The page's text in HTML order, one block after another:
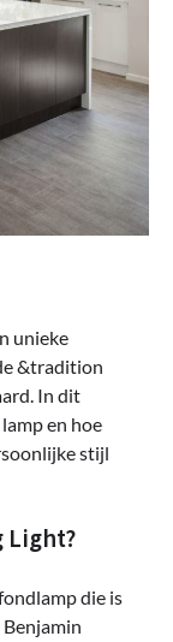
unieke
&tradition
In dit
en hoe
stijl
Light?
die is